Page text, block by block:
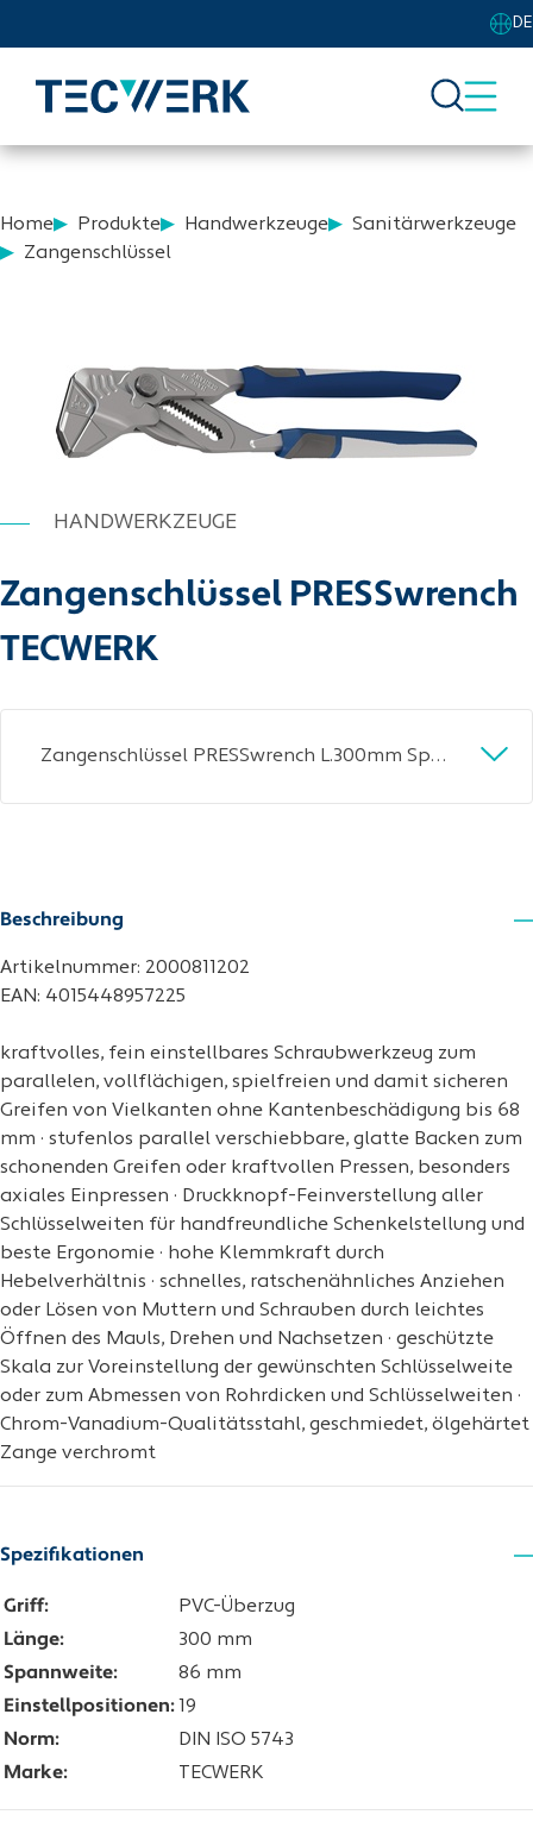
DE
Home Produkte Handwerkzeuge
Sanitärwerkzeuge
Zangenschlüssel
HANDWERKZEUGE
Zangenschlüssel PRESSwrench
TECWERK
Zangenschlüssel PRESSwrench L.300mm Spann-W.86mm PVC-Überzug TECWERK
Beschreibung
Artikelnummer: 2000811202
EAN: 4015448957225
kraftvolles, fein einstellbares Schraubwerkzeug zum
parallelen, vollflächigen, spielfreien und damit sicheren
Greifen von Vielkanten ohne Kantenbeschädigung bis 68
mm · stufenlos parallel verschiebbare, glatte Backen zum
schonenden Greifen oder kraftvollen Pressen, besonders
axiales Einpressen · Druckknopf-Feinverstellung aller
Schlüsselweiten für handfreundliche Schenkelstellung und
beste Ergonomie · hohe Klemmkraft durch
Hebelverhältnis · schnelles, ratschenähnliches Anziehen
oder Lösen von Muttern und Schrauben durch leichtes
Öffnen des Mauls, Drehen und Nachsetzen · geschützte
Skala zur Voreinstellung der gewünschten Schlüsselweite
oder zum Abmessen von Rohrdicken und Schlüsselweiten ·
Chrom-Vanadium-Qualitätsstahl, geschmiedet, ölgehärtet
Zange verchromt
Spezifikationen
Griff:
PVC-Überzug
Länge:
300 mm
Spannweite:
86 mm
Einstellpositionen:
19
Norm:
DIN ISO 5743
Marke:
TECWERK